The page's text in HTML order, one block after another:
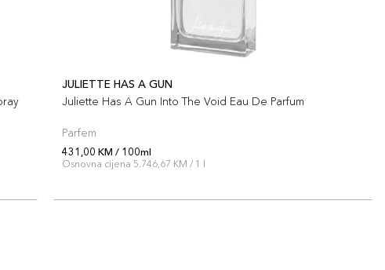
JULIETTE HAS A GUN
Juliette Has A Gun Into The Void Eau De Parfum
Parfem
431,00 KM / 100ml
Osnovna cijena 5.746,67 KM / 1 l